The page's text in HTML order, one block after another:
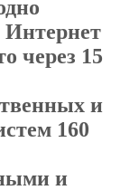
Интернет
через 15
и
160
и